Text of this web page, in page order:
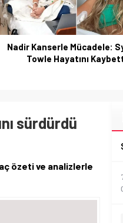
Nadir Kanserle Mücadele:
Towle Hayatını
sürdürdü
özeti ve analizlerle